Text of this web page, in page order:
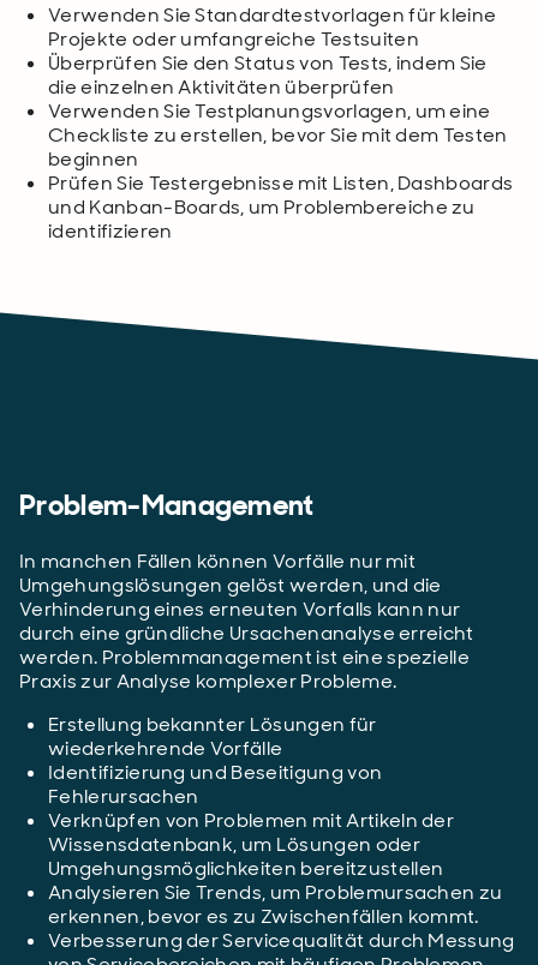
Verwenden Sie Standardtestvorlagen für kleine
Projekte oder umfangreiche Testsuiten
Überprüfen Sie den Status von Tests, indem Sie
die einzelnen Aktivitäten überprüfen
Verwenden Sie Testplanungsvorlagen, um eine
Checkliste zu erstellen, bevor Sie mit dem Testen
beginnen
Prüfen Sie Testergebnisse mit Listen, Dashboards
und Kanban-Boards, um Problembereiche zu
identifizieren
Problem-Management
In manchen Fällen können Vorfälle nur mit
Umgehungslösungen gelöst werden, und die
Verhinderung eines erneuten Vorfalls kann nur
durch eine gründliche Ursachenanalyse erreicht
werden. Problemmanagement ist eine spezielle
Praxis zur Analyse komplexer Probleme.
Erstellung bekannter Lösungen für
wiederkehrende Vorfälle
Identifizierung und Beseitigung von
Fehlerursachen
Verknüpfen von Problemen mit Artikeln der
Wissensdatenbank, um Lösungen oder
Umgehungsmöglichkeiten bereitzustellen
Analysieren Sie Trends, um Problemursachen zu
erkennen, bevor es zu Zwischenfällen kommt.
Verbesserung der Servicequalität durch Messung